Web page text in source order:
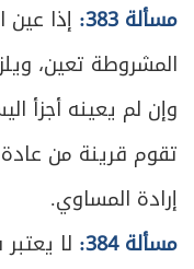
مسألة 383:
إذا
المشروطة تعين،
وإن لم يعينه أجزأ
تقوم قرينة من
إرادة المساوي.
مسألة 384:
لا
ص
368 المطلب
ص
371 المطلب
ص
375
المطلب
379 الباب